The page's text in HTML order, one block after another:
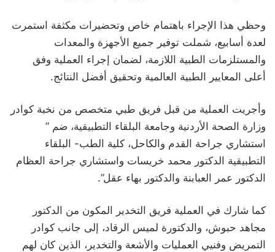
وحظي هذا الإجراء باهتمام خاص وتحضيرات مكثفة استمرت
لعدة أسابيع، شملت توفير جميع الأجهزة والمعدات
والمستلزمات الطبية اللازمة، لضمان إجراء العملية وفق
أعلى المعايير الطبية العالمية وتحقيق أفضل النتائج.
وأجريت العملية من قبل فريق طبي متخصص من نخبة كوادر
وزارة الصحة الأردنية وجامعة البلقاء التطبيقية، ضم ”
استشاري جراحة القدم والكاحل، كلية الطب- البلقاء
التطبيقية الدكتور محمد خريسات واستشاري جراحة العظام
الدكتور عمر العبابنة والدكتور بهاء عقل”.
كما شارك في العملية فريق التخدير المكون من الدكتور
مجاهد حبوش، والدكتورة لميس الرقاد، إلى جانب كوادر
التمريض وفنيي العمليات والأشعة والتخدير، الذين كان لهم